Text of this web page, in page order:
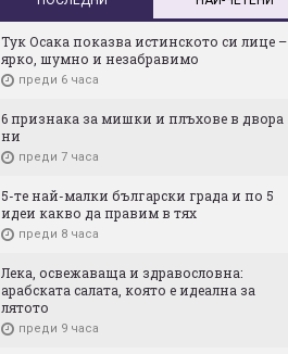
Тук Осака показва истинското си лице –
ярко, шумно и незабравимо
преди 6 часа
6 признака за мишки и плъхове в двора
ни
преди 7 часа
5-те най-малки български градa и по 5
идеи какво да правим в тях
преди 8 часа
Лека, освежаваща и здравословна:
арабската салата, която е идеална за
лятото
преди 9 часа